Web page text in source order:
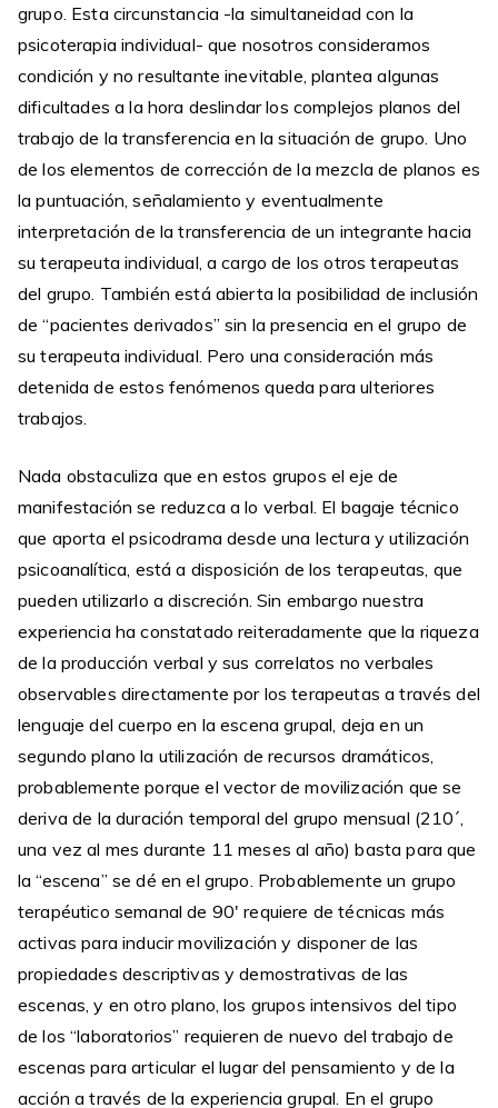
grupo. Esta circunstancia -la simultaneidad con la
psicoterapia individual- que nosotros consideramos
condición y no resultante inevitable, plantea algunas
dificultades a la hora deslindar los complejos planos del
trabajo de la transferencia en la situación de grupo. Uno
de los elementos de corrección de la mezcla de planos es
la puntuación, señalamiento y eventualmente
interpretación de la transferencia de un integrante hacia
su terapeuta individual, a cargo de los otros terapeutas
del grupo. También está abierta la posibilidad de inclusión
de “pacientes derivados” sin la presencia en el grupo de
su terapeuta individual. Pero una consideración más
detenida de estos fenómenos queda para ulteriores
trabajos.
Nada obstaculiza que en estos grupos el eje de
manifestación se reduzca a lo verbal. El bagaje técnico
que aporta el psicodrama desde una lectura y utilización
psicoanalítica, está a disposición de los terapeutas, que
pueden utilizarlo a discreción. Sin embargo nuestra
experiencia ha constatado reiteradamente que la riqueza
de la producción verbal y sus correlatos no verbales
observables directamente por los terapeutas a través del
lenguaje del cuerpo en la escena grupal, deja en un
segundo plano la utilización de recursos dramáticos,
probablemente porque el vector de movilización que se
deriva de la duración temporal del grupo mensual (210´,
una vez al mes durante 11 meses al año) basta para que
la “escena” se dé en el grupo. Probablemente un grupo
terapéutico semanal de 90′ requiere de técnicas más
activas para inducir movilización y disponer de las
propiedades descriptivas y demostrativas de las
escenas, y en otro plano, los grupos intensivos del tipo
de los “laboratorios” requieren de nuevo del trabajo de
escenas para articular el lugar del pensamiento y de la
acción a través de la experiencia grupal. En el grupo